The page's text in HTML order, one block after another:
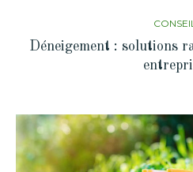
Déneigement : solutions